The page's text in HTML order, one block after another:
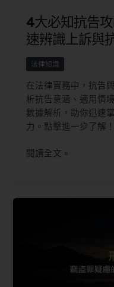
4大必知抗告
速辨識上訴與
法律知識
在法律實務中，抗告
析抗告意涵、適用情
數據解析，助你迅速
力。點擊進一步了解！
閱讀全文 »